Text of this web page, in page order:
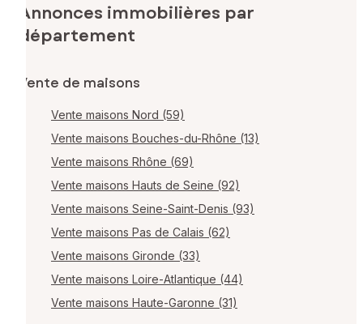
Annonces immobilières par
département
Vente de maisons
Vente maisons Nord (59)
Vente maisons Bouches-du-Rhône (13)
Vente maisons Rhône (69)
Vente maisons Hauts de Seine (92)
Vente maisons Seine-Saint-Denis (93)
Vente maisons Pas de Calais (62)
Vente maisons Gironde (33)
Vente maisons Loire-Atlantique (44)
Vente maisons Haute-Garonne (31)